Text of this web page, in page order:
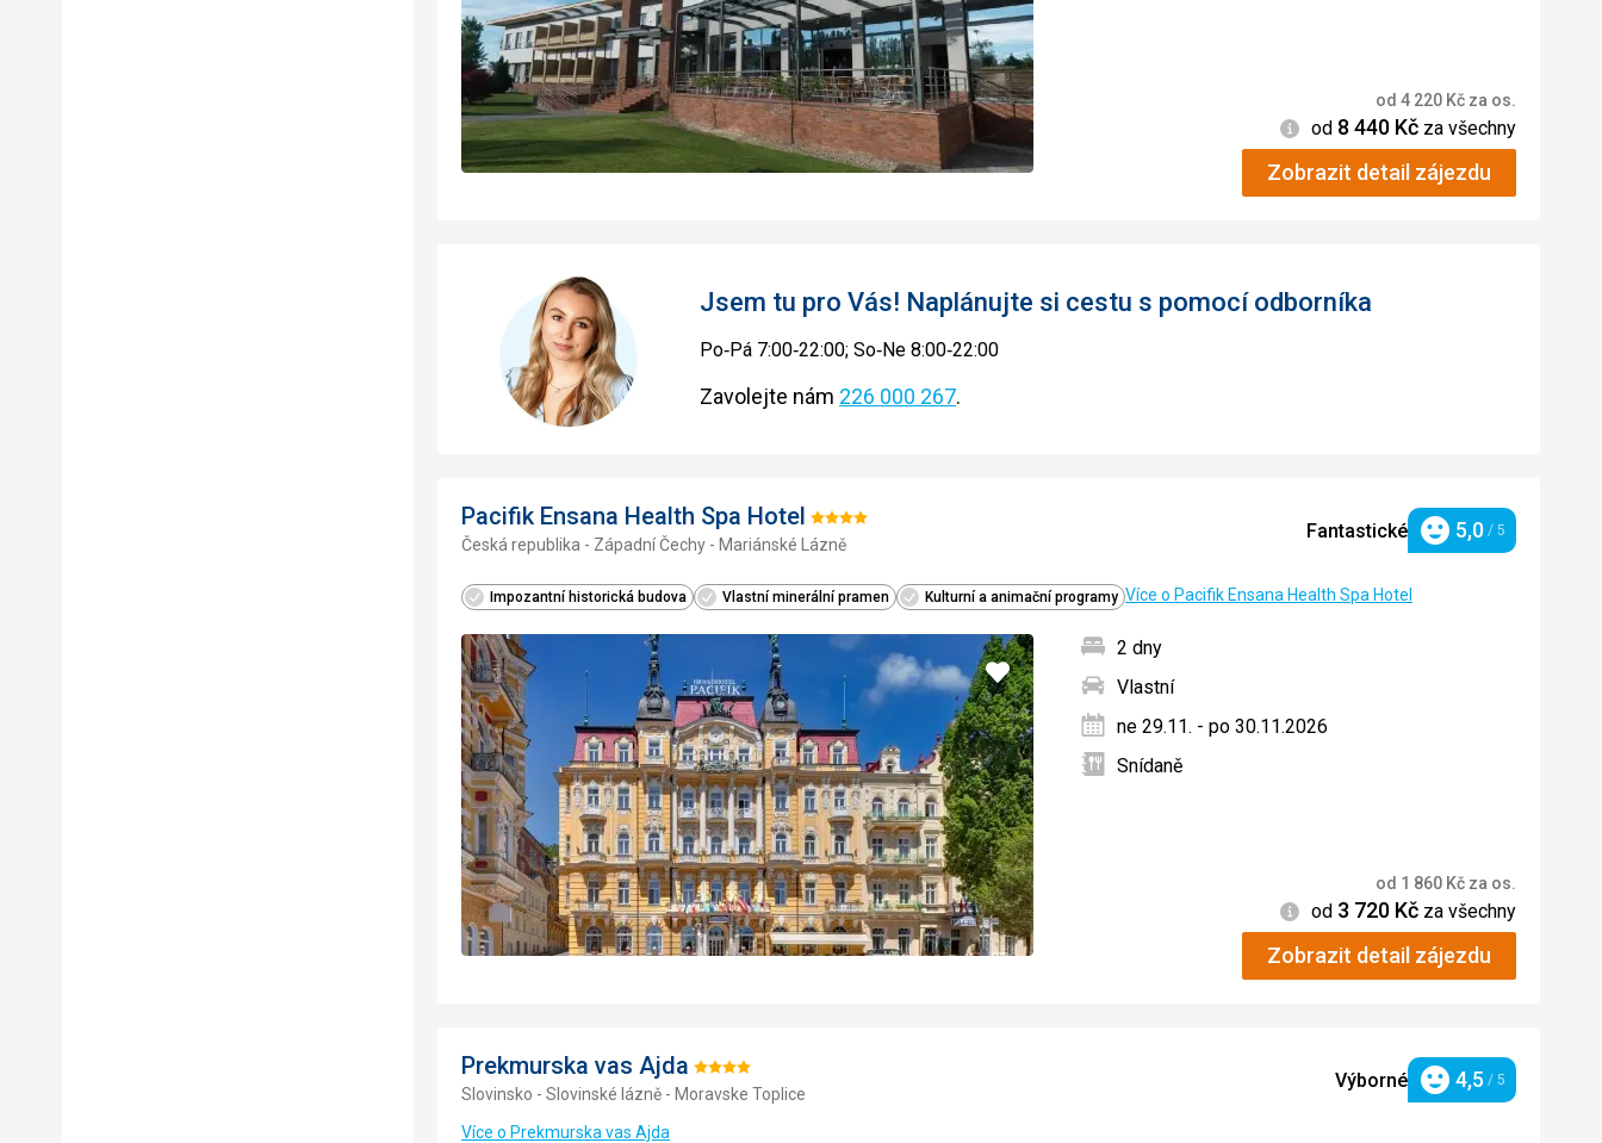
od 4 220 Kč za os.
Informace
od 8 440 Kč za všechny
Zobrazit detail zájezdu
Jsem tu pro Vás! Naplánujte si cestu s pomocí odborníka
Po‑Pá 7:00‑22:00; So‑Ne 8:00‑22:00
Zavolejte nám 226 000 267.
Pacifik Ensana Health Spa Hotel Hodnocení:
4/5
Česká republika - Západní Čechy - Mariánské Lázně
Fantastické Hodnocení
5,0 / 5
Impozantní historická budova Vlastní minerální pramen Kulturní a animační programy Více o Pacifik Ensana Health Spa Hotel
Přidat
do
oblíbených
2 dny
Vlastní
ne 29.11. - po 30.11.2026
Snídaně
od 1 860 Kč za os.
Informace
od 3 720 Kč za všechny
Zobrazit detail zájezdu
Prekmurska vas Ajda Hodnocení:
4/5
Slovinsko - Slovinské lázně - Moravske Toplice
Výborné Hodnocení
4,5 / 5
Více o Prekmurska vas Ajda